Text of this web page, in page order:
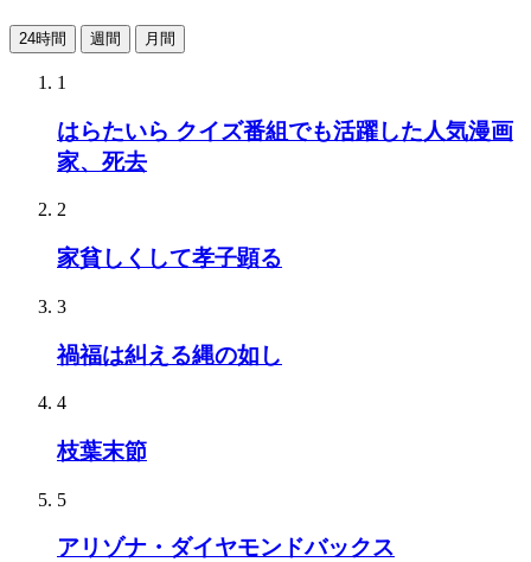
24時間 週間 月間
1
はらたいら クイズ番組でも活躍した人気漫画
家、死去
2
家貧しくして孝子顕る
3
禍福は糾える縄の如し
4
枝葉末節
5
アリゾナ・ダイヤモンドバックス